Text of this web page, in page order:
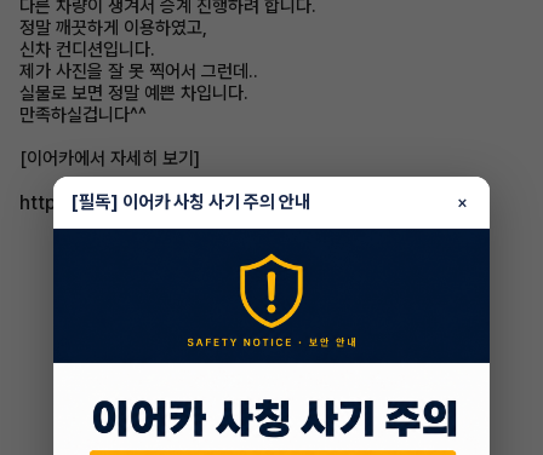
다른 차량이 생겨서 승계 진행하려 합니다.
정말 깨끗하게 이용하였고,
신차 컨디션입니다.
제가 사진을 잘 못 찍어서 그런데..
실물로 보면 정말 예쁜 차입니다.
만족하실겁니다^^
[이어카에서 자세히 보기]
http://go.eacar.co.kr/604affa9082f9
[필독] 이어카 사칭 사기 주의 안내 ×